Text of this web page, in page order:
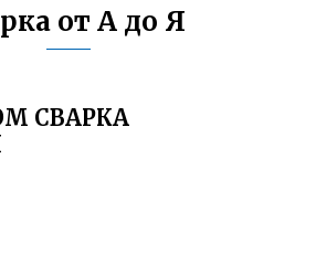
от А до Я
СВАРКА